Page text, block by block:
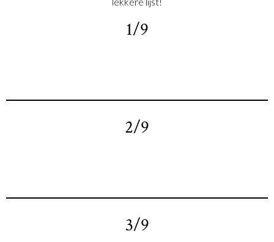
1/9
2/9
3/9